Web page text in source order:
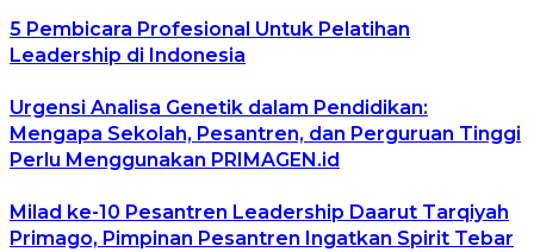
5 Pembicara Profesional Untuk Pelatihan
Leadership di Indonesia
Urgensi Analisa Genetik dalam Pendidikan:
Mengapa Sekolah, Pesantren, dan Perguruan Tinggi
Perlu Menggunakan PRIMAGEN.id
Milad ke-10 Pesantren Leadership Daarut Tarqiyah
Primago, Pimpinan Pesantren Ingatkan Spirit Tebar